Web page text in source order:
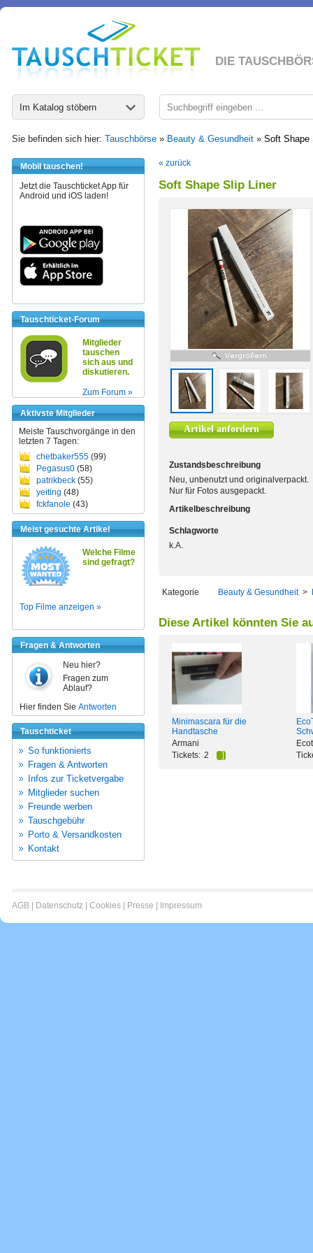
DIE
Im Katalog stöbern
Sie befinden sich hier: Tauschbörse » Beauty & Gesundheit » Soft Shape
Mobil tauschen!
Jetzt die Tauschticket App für
Android und iOS laden!
Tauschticket-Forum
Mitglieder
tauschen
sich aus und
diskutieren.
Zum Forum »
Aktivste Mitglieder
Meiste Tauschvorgänge in den
letzten 7 Tagen:
chetbaker555 (99)
Pegasus0 (58)
patrikbeck (55)
yeiting (48)
fckfanole (43)
Meist gesuchte Artikel
Welche Filme
sind gefragt?
Top Filme anzeigen »
Fragen & Antworten
Neu hier?
Fragen zum
Ablauf?
Hier finden Sie Antworten
Tauschticket
So funktionierts
Fragen & Antworten
Infos zur Ticketvergabe
Mitglieder suchen
Freunde werben
Tauschgebühr
Porto & Versandkosten
Kontakt
« zurück
Soft Shape Slip Liner
Artikel anfordern
Zustandsbeschreibung
Neu, unbenutzt und originalverpackt.
Nur für Fotos ausgepackt.
Artikelbeschreibung
Schlagworte
k.A.
Kategorie Beauty & Gesundheit>
Diese Artikel könnten Sie
Minimascara für die
Handtasche
Armani
Tickets: 2
AGB Datenschutz Cookies Presse Impressum